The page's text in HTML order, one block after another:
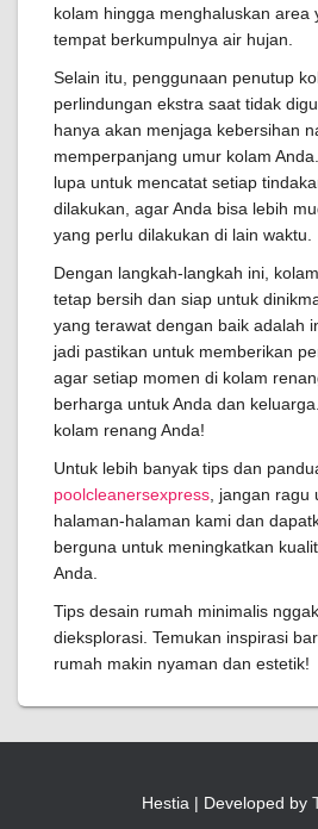
kolam hingga menghaluskan area
tempat berkumpulnya air hujan.
Selain itu, penggunaan penutup
perlindungan ekstra saat tidak
hanya akan menjaga kebersihan
memperpanjang umur kolam
lupa untuk mencatat setiap
dilakukan, agar Anda bisa lebih
yang perlu dilakukan di lain waktu.
Dengan langkah-langkah ini,
tetap bersih dan siap untuk
yang terawat dengan baik adalah
jadi pastikan untuk memberikan
agar setiap momen di kolam
berharga untuk Anda dan
kolam renang Anda!
Untuk lebih banyak tips dan
poolcleanersexpress , jangan
halaman-halaman kami dan
berguna untuk meningkatkan
Anda.
Tips desain rumah minimalis
dieksplorasi. Temukan inspirasi
rumah makin nyaman dan estetik!
Hestia | Developed by